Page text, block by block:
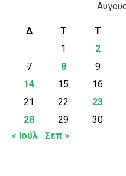
Δ Τ Τ
1
2
7
8 9
14
15 16
21
22 23
28
29 30
« Ιούλ
Σεπ »